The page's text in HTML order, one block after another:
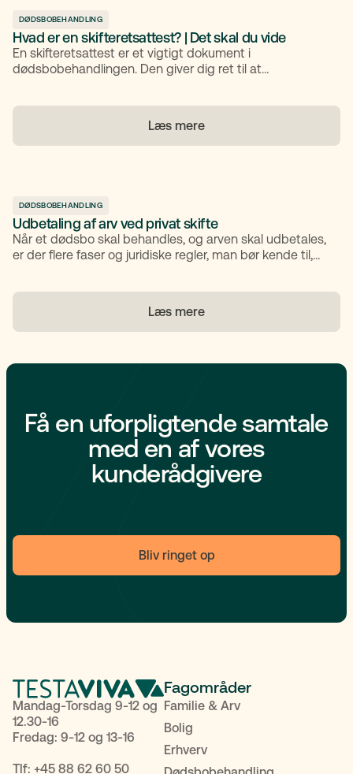
DØDSBOBEHANDLING
Hvad er en skifteretsattest? | Det skal du vide
En skifteretsattest er et vigtigt dokument i
dødsbobehandlingen. Den giver dig ret til at
Læs mere
DØDSBOBEHANDLING
Udbetaling af arv ved privat skifte
Når et dødsbo skal behandles, og arven skal udbetales,
er der flere faser og juridiske regler, man bør kende til,
myndighedsgodkendelser der gælder, og hvem der
typisk står for udbetalingen. Derudover gennemgår vi
udbetaling gennem bank eller dødsbo. Til slut kigger vi
Læs mere
Få en uforpligtende samtale
med en af vores
kunderådgivere
Bliv ringet op
Mandag-Torsdag 9-12 og
12.30-16
Fredag: 9-12 og 13-16
Tlf: +45 88 62 60 50
Fagområder
Familie & Arv
Bolig
Erhverv